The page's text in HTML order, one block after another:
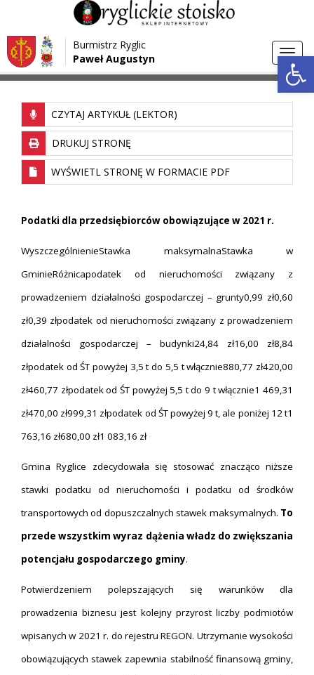
Przejdź do menu
Przejdź do głównej treści strony
Przejdź do stopki strony
Burmistrz Ryglic
Paweł Augustyn
Strona główna > Gospodarka
CZYTAJ ARTYKUŁ (LEKTOR)
DRUKUJ STRONĘ
WYŚWIETL STRONĘ W FORMACIE PDF
Podatki dla przedsiębiorców obowiązujące w 2021 r.
WyszczególnienieStawka maksymalnaStawka w
GminieRóżnicapodatek od nieruchomości związany z
prowadzeniem działalności gospodarczej – grunty0,99 zł0,60
zł0,39 złpodatek od nieruchomości związany z prowadzeniem
działalności gospodarczej – budynki24,84 zł16,00 zł8,84
złpodatek od ŚT powyżej 3,5 t do 5,5 t włącznie880,77 zł420,00
zł460,77 złpodatek od ŚT powyżej 5,5 t do 9 t włącznie1 469,31
zł470,00 zł999,31 złpodatek od ŚT powyżej 9 t, ale poniżej 12 t1
763,16 zł680,00 zł1 083,16 zł
Gmina Ryglice zdecydowała się stosować znacząco niższe
stawki podatku od nieruchomości i podatku od środków
transportowych od dopuszczalnych stawek maksymalnych. To
przede wszystkimwyraz dążenia władz do zwiększania
potencjału gospodarczego gminy.
Potwierdzeniem polepszających się warunków dla
prowadzenia biznesu jest kolejny przyrost liczby podmiotów
wpisanych w 2021 r. do rejestru REGON. Utrzymanie wysokości
obowiązujących stawek zapewnia stabilność finansową gminy,